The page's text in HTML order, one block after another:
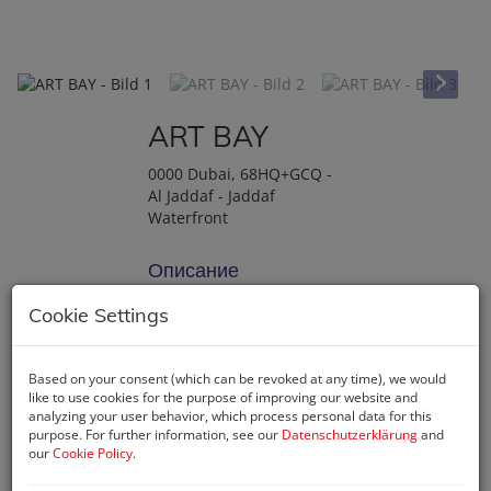
ART BAY
0000 Dubai, 68HQ+GCQ -
Al Jaddaf - Jaddaf
Waterfront
Описание
ДОБРО ПОЖАЛОВАТЬ В
ШЕДЕВР ЖИЗНЕННОГО
В самом сердце Al Jaddaf
расположена Art Bay —
новейший проект
Cookie Settings
Based on your consent (which can be revoked at any time), we would
like to use cookies for the purpose of improving our website and
analyzing your user behavior, which process personal data for this
purpose. For further information, see our Datenschutzerklärungand
ourCookie Policy.